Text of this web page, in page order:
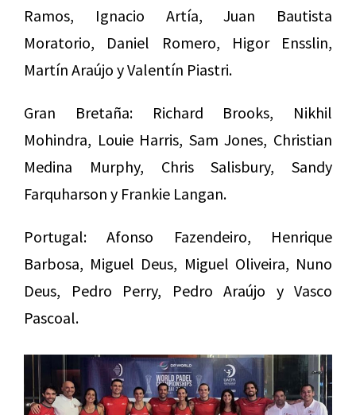
Ramos, Ignacio Artía, Juan Bautista
Moratorio, Daniel Romero, Higor Ensslin,
Martín Araújo y Valentín Piastri.
Gran Bretaña: Richard Brooks, Nikhil
Mohindra, Louie Harris, Sam Jones, Christian
Medina Murphy, Chris Salisbury, Sandy
Farquharson y Frankie Langan.
Portugal: Afonso Fazendeiro, Henrique
Barbosa, Miguel Deus, Miguel Oliveira, Nuno
Deus, Pedro Perry, Pedro Araújo y Vasco
Pascoal.